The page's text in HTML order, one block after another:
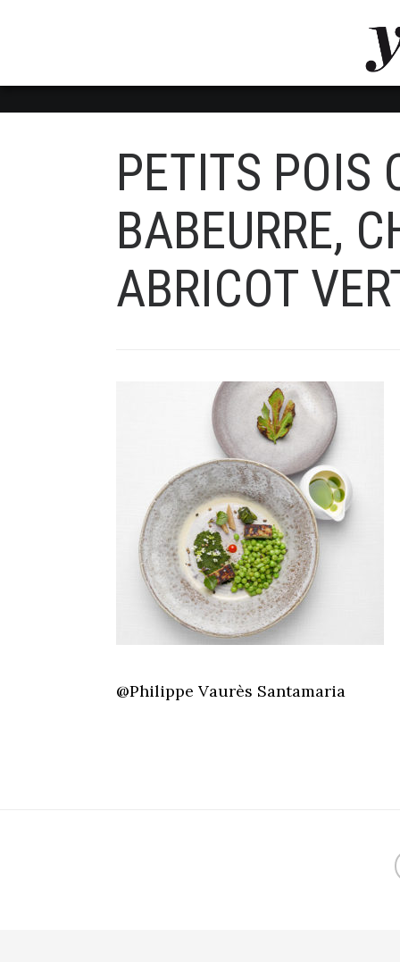
PETITS POIS
BABEURRE,
ABRICOT
@Philippe Vaurès Santamaria